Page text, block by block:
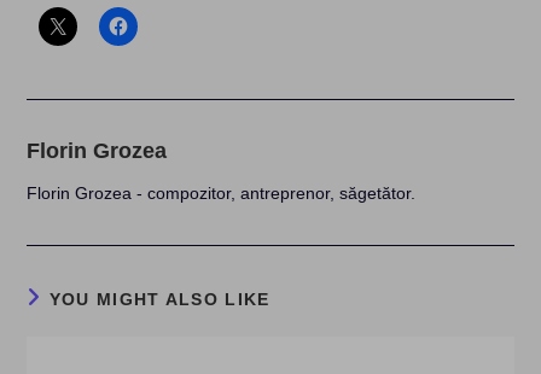
Florin Grozea
Florin Grozea - compozitor, antreprenor, săgetător.
YOU MIGHT ALSO LIKE